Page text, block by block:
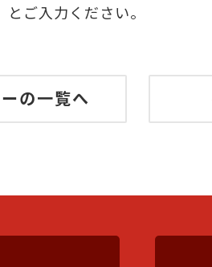
とご入力ください。
の一覧へ